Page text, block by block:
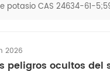
potasio CAS 24634-61-
2026